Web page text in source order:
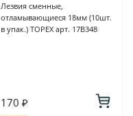
Лезвия сменные,
отламывающиеся 18мм (10шт.
в упак.) ТОРЕХ арт. 17В348
170 ₽